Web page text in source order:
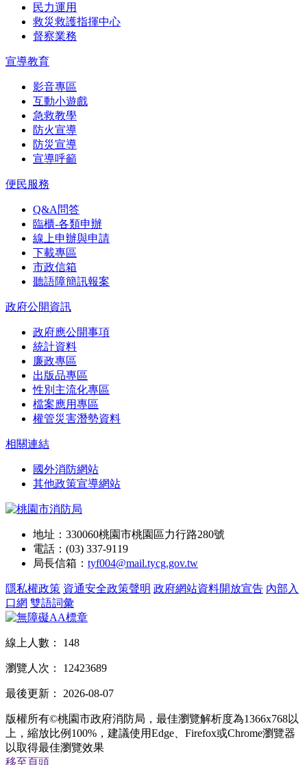
民力運用
救災救護指揮中心
督察業務
宣導教育
影音專區
互動小遊戲
急救教學
防火宣導
防災宣導
宣導呼籲
便民服務
Q&A問答
臨櫃-各類申辦
線上申辦與申請
下載專區
市政信箱
聽語障簡訊報案
政府公開資訊
政府應公開事項
統計資料
廉政專區
出版品專區
性別主流化專區
檔案應用專區
權管災害潛勢資料
相關連結
國外消防網站
其他政策宣導網站
地址：330060桃園市桃園區力行路280號
電話：(03) 337-9119
局長信箱： tyf004@mail.tycg.gov.tw
隱私權政策 資通安全政策聲明 政府網站資料開放宣告 內部入
口網 雙語詞彙
線上人數： 148
瀏覽人次： 12423689
最後更新： 2026-08-07
版權所有©桃園市政府消防局，最佳瀏覽解析度為1366x768以
上，縮放比例100%，建議使用Edge、Firefox或Chrome瀏覽器
以取得最佳瀏覽效果
移至頁頭